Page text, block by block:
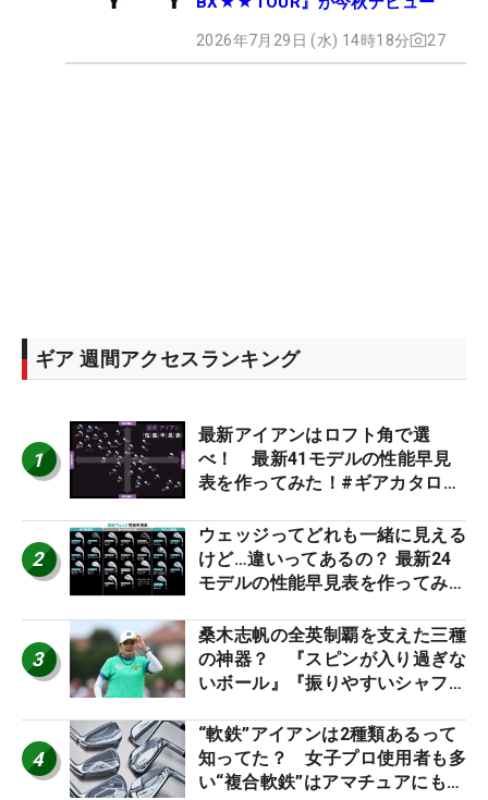
2026年7月29日 (水) 14時18分 27
ギア 週間アクセスランキング
1
最新アイアンはロフト角で選
べ！ 最新41モデルの性能早見
表を作ってみた！#ギアカタログ
2
ウェッジってどれも一緒に見える
けど…違いってあるの？ 最新24
モデルの性能早見表を作ってみ
3
桑木志帆の全英制覇を支えた三種
の神器？ 『スピンが入り過ぎな
いボール』『振りやすいシャフ
ー』 #女子プロセッティング
4
“軟鉄”アイアンは2種類あるって
知ってた？ 女子プロ使用者も多
い“複合軟鉄”はアマチュアにもオ